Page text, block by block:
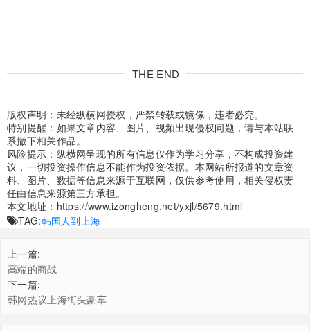
THE END
版权声明：未经纵横网授权，严禁转载或镜像，违者必究。
特别提醒：如果文章内容、图片、视频出现侵权问题，请与本站联
系撤下相关作品。
风险提示：纵横网呈现的所有信息仅作为学习分享，不构成投资建
议，一切投资操作信息不能作为投资依据。本网站所报道的文章资
料、图片、数据等信息来源于互联网，仅供参考使用，相关侵权责
任由信息来源第三方承担。
本文地址： https://www.izongheng.net/yxjl/5679.html
TAG:韩国人到上海
上一篇:
高端的商战
下一篇:
韩网热议上海街头豪车